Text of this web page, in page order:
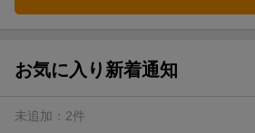
お気に入り新着通知
未追加： 2件